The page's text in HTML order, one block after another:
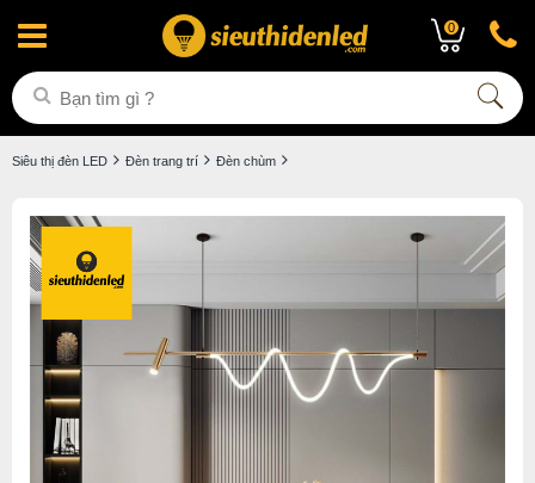
0
Siêu thị đèn LED Đèn trang trí Đèn chùm